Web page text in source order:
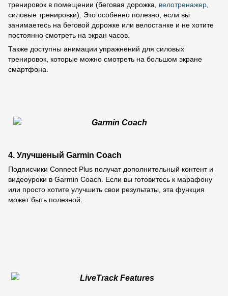
тренировок в помещении (беговая дорожка, велотренажер
силовые тренировки). Это особенно полезно, если вы
занимаетесь на беговой дорожке или велостанке и не хотите
постоянно смотреть на экран часов.
Также доступны анимации упражнений для силовых
тренировок, которые можно смотреть на большом экране
смартфона.
4. Улучшеный Garmin Coach
Подписчики Connect Plus получат дополнительный контент и
видеоуроки в Garmin Coach. Если вы готовитесь к марафону
или просто хотите улучшить свои результаты, эта функция
может быть полезной.